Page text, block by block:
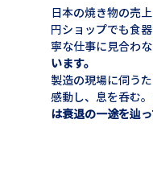
日本の焼き物の売
円ショップでも食
寧な仕事に見合わ
います。
製造の現場に伺う
感動し、息を呑む。
は衰退の一途を辿っ